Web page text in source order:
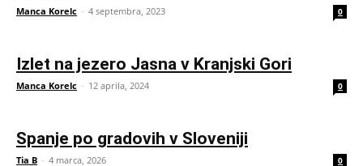
Manca Korelc - 4 septembra, 2023 0
Izlet na jezero Jasna v Kranjski Gori
Manca Korelc - 12 aprila, 2024 0
Spanje po gradovih v Sloveniji
Tia B - 4 marca, 2026 0